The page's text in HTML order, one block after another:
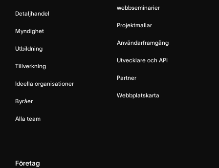
Detaljhandel
Myndighet
Utbildning
Tillverkning
Ideella organisationer
Byråer
Alla team
webbseminarier
Projektmallar
Användarframgång
Utvecklare och API
Partner
Webbplatskarta
Företag